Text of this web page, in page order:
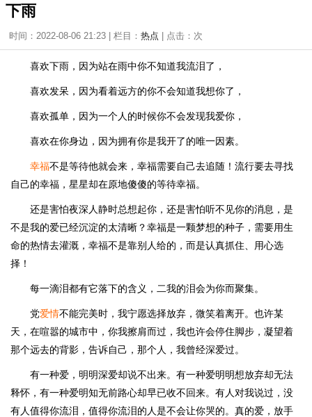
下雨
时间：2022-08-06 21:23 | 栏目： 热点 | 点击： 次
喜欢下雨，因为站在雨中你不知道我流泪了，
喜欢发呆，因为看着远方的你不会知道我想你了，
喜欢孤单，因为一个人的时候你不会发现我爱你，
喜欢在你身边，因为拥有你是我开了的唯一因素。
幸福不是等待他就会来，幸福需要自己去追随！流行要去寻找
自己的幸福，星星却在原地傻傻的等待幸福。
还是害怕夜深人静时总想起你，还是害怕听不见你的消息，是
不是我的爱已经沉淀的太清晰？幸福是一颗梦想的种子，需要用生
命的热情去灌溉，幸福不是靠别人给的，而是认真抓住、用心选
择！
每一滴泪都有它落下的含义，二我的泪会为你而聚集。
党爱情不能完美时，我宁愿选择放弃，微笑着离开。也许某
天，在喧嚣的城市中，你我擦肩而过，我也许会停住脚步，凝望着
那个远去的背影，告诉自己，那个人，我曾经深爱过。
有一种爱，明明深爱却说不出来。有一种爱明明想放弃却无法
释怀，有一种爱明知无前路心却早已收不回来。有人对我说过，没
有人值得你流泪，值得你流泪的人是不会让你哭的。真的爱，放手